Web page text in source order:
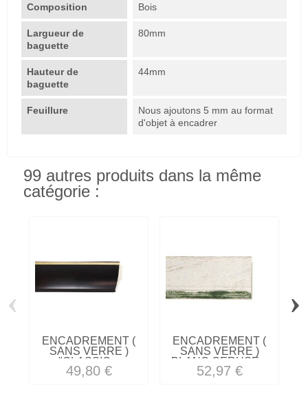
Composition Bois
Largueur de
baguette
80mm
Hauteur de
baguette
44mm
Feuillure
Nous ajoutons 5 mm au format
d'objet à encadrer
99 autres produits dans la même
catégorie :
ENCADREMENT (
SANS VERRE )
"CLASSIC...
49,80 €
ENCADREMENT (
SANS VERRE )
BLANC CERUSE...
52,97 €
‹ ›